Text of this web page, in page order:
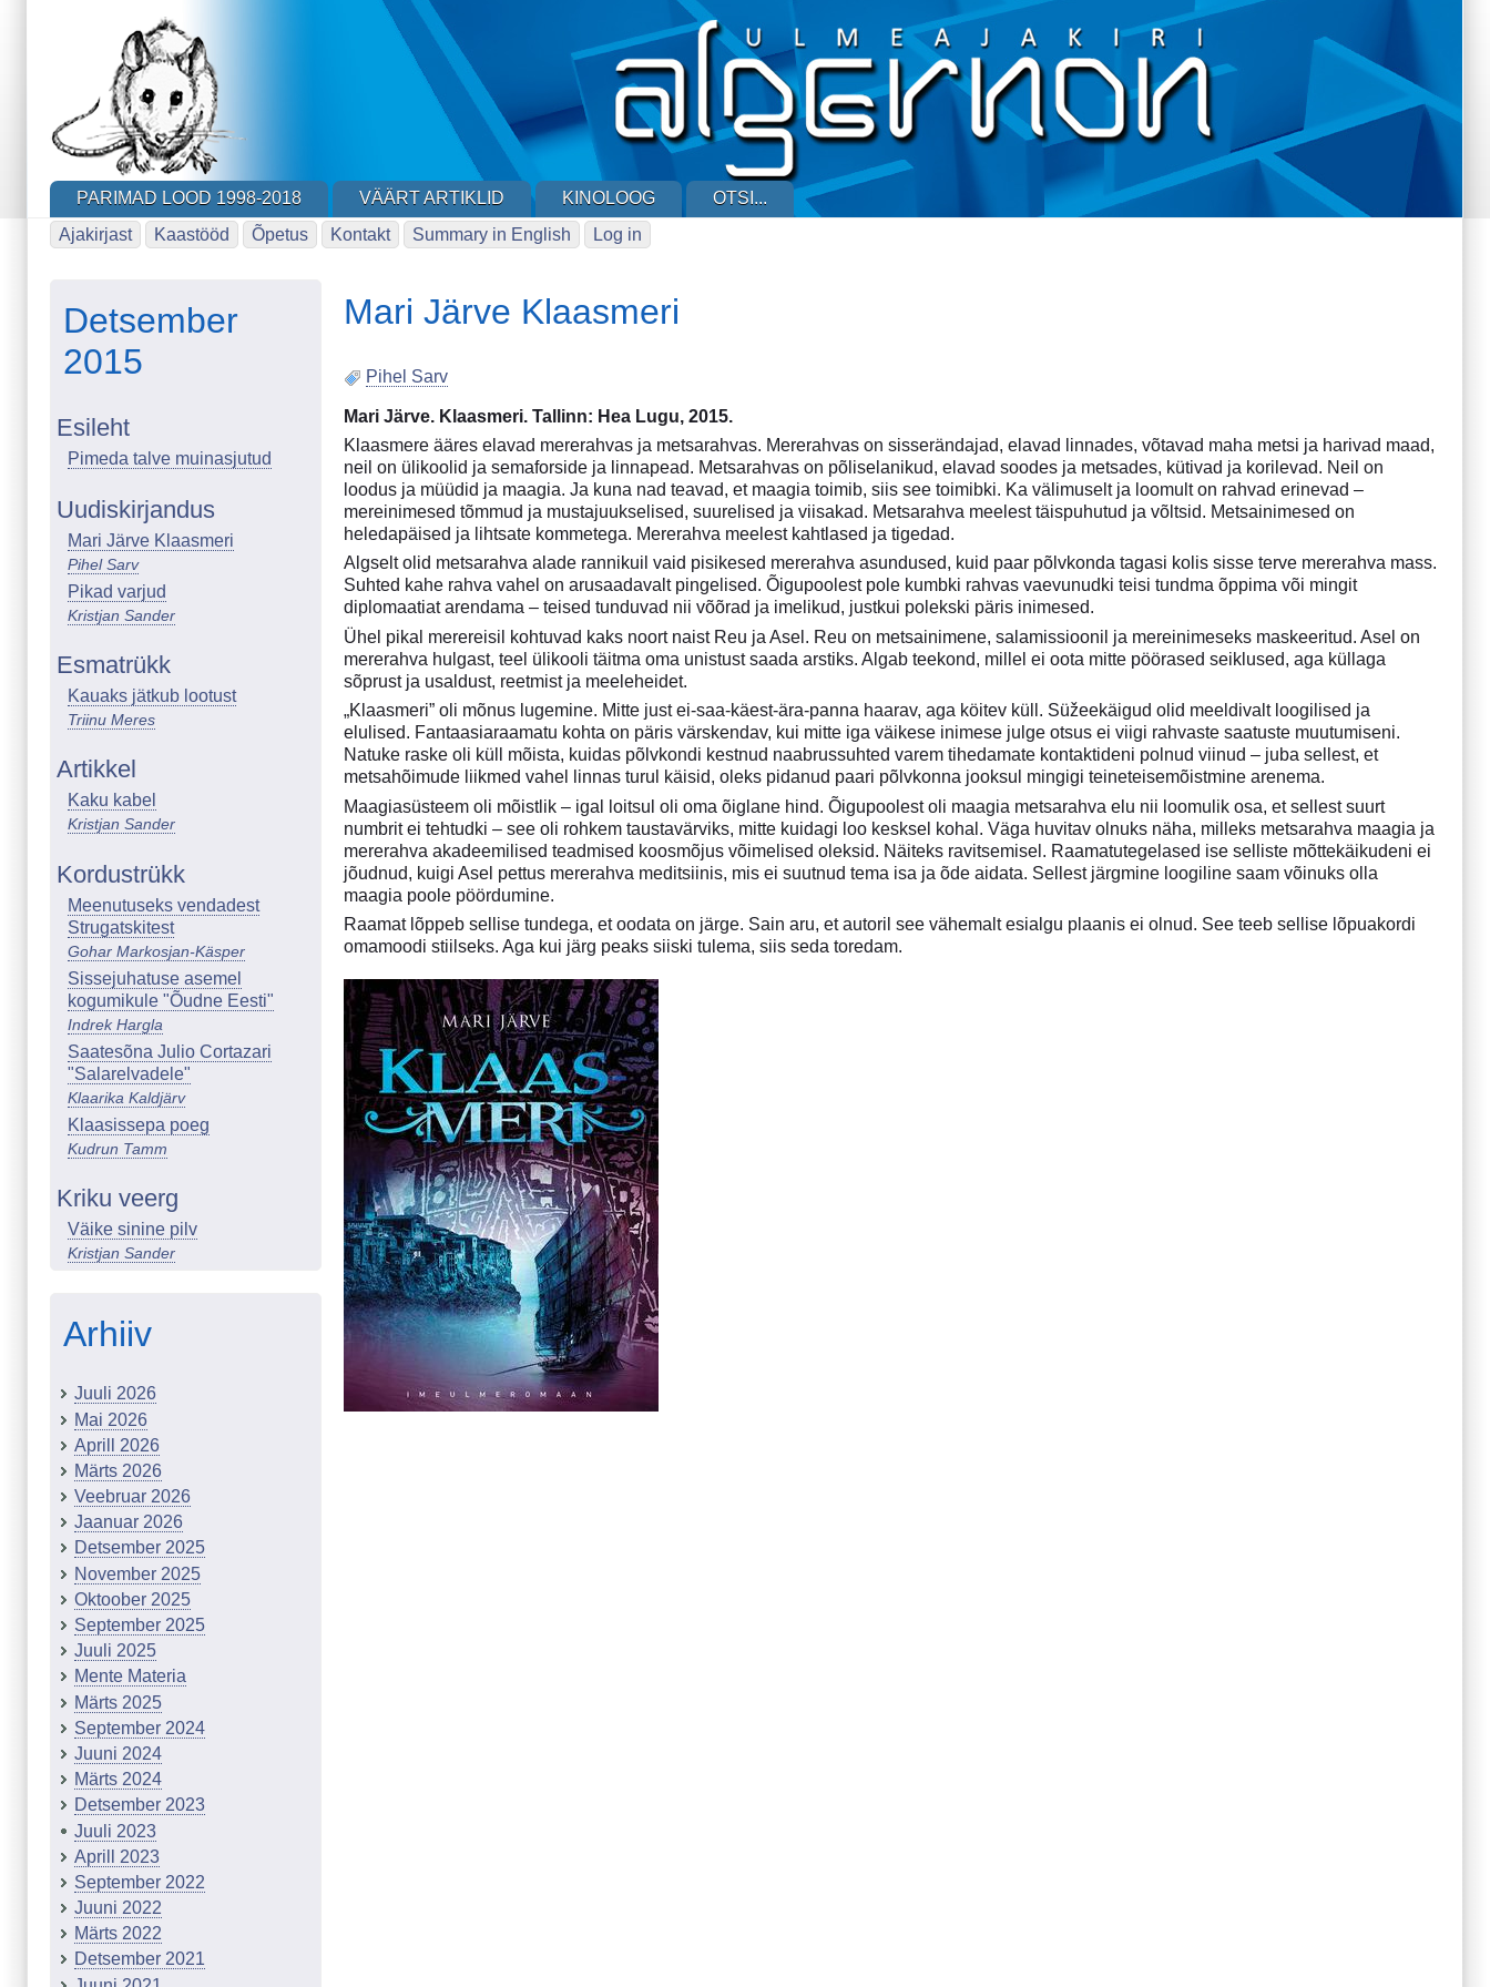
PARIMAD LOOD 1998-2018 VÄÄRT ARTIKLID KINOLOOG
OTSI...
Ajakirjast
Kaastööd Õpetus Kontakt Summary in English Log in
Detsember
2015
Esileht
Pimeda talve muinasjutud
Uudiskirjandus
Mari Järve Klaasmeri
Pihel Sarv
Pikad varjud
Kristjan Sander
Esmatrükk
Kauaks jätkub lootust
Triinu Meres
Artikkel
Kaku kabel
Kristjan Sander
Kordustrükk
Meenutuseks vendadest
Strugatskitest
Gohar Markosjan-Käsper
Sissejuhatuse asemel
kogumikule "Õudne Eesti"
Indrek Hargla
Saatesõna Julio Cortazari
"Salarelvadele"
Klaarika Kaldjärv
Klaasissepa poeg
Kudrun Tamm
Kriku veerg
Väike sinine pilv
Kristjan Sander
Arhiiv
Juuli 2026
Mai 2026
Aprill 2026
Märts 2026
Veebruar 2026
Jaanuar 2026
Detsember 2025
November 2025
Oktoober 2025
September 2025
Juuli 2025
Mente Materia
Märts 2025
September 2024
Juuni 2024
Märts 2024
Detsember 2023
Juuli 2023
Aprill 2023
September 2022
Juuni 2022
Märts 2022
Detsember 2021
Mari Järve Klaasmeri
Pihel Sarv
Mari Järve. Klaasmeri. Tallinn: Hea Lugu, 2015.
Klaasmere ääres elavad mererahvas ja metsarahvas. Mererahvas on sisserändajad, elavad linnades, võtavad maha metsi ja harivad maad,
neil on ülikoolid ja semaforside ja linnapead. Metsarahvas on põliselanikud, elavad soodes ja metsades, kütivad ja korilevad. Neil on
loodus ja müüdid ja maagia. Ja kuna nad teavad, et maagia toimib, siis see toimibki. Ka välimuselt ja loomult on rahvad erinevad –
mereinimesed tõmmud ja mustajuukselised, suurelised ja viisakad. Metsarahva meelest täispuhutud ja võltsid. Metsainimesed on
heledapäised ja lihtsate kommetega. Mererahva meelest kahtlased ja tigedad.
Algselt olid metsarahva alade rannikuil vaid pisikesed mererahva asundused, kuid paar põlvkonda tagasi kolis sisse terve mererahva mass.
Suhted kahe rahva vahel on arusaadavalt pingelised. Õigupoolest pole kumbki rahvas vaevunudki teisi tundma õppima või mingit
diplomaatiat arendama – teised tunduvad nii võõrad ja imelikud, justkui polekski päris inimesed.
Ühel pikal merereisil kohtuvad kaks noort naist Reu ja Asel. Reu on metsainimene, salamissioonil ja mereinimeseks maskeeritud. Asel on
mererahva hulgast, teel ülikooli täitma oma unistust saada arstiks. Algab teekond, millel ei oota mitte pöörased seiklused, aga küllaga
sõprust ja usaldust, reetmist ja meeleheidet.
„Klaasmeri” oli mõnus lugemine. Mitte just ei-saa-käest-ära-panna haarav, aga köitev küll. Süžeekäigud olid meeldivalt loogilised ja
elulised. Fantaasiaraamatu kohta on päris värskendav, kui mitte iga väikese inimese julge otsus ei viigi rahvaste saatuste muutumiseni.
Natuke raske oli küll mõista, kuidas põlvkondi kestnud naabrussuhted varem tihedamate kontaktideni polnud viinud – juba sellest, et
metsahõimude liikmed vahel linnas turul käisid, oleks pidanud paari põlvkonna jooksul mingigi teineteisemõistmine arenema.
Maagiasüsteem oli mõistlik – igal loitsul oli oma õiglane hind. Õigupoolest oli maagia metsarahva elu nii loomulik osa, et sellest suurt
numbrit ei tehtudki – see oli rohkem taustavärviks, mitte kuidagi loo kesksel kohal. Väga huvitav olnuks näha, milleks metsarahva maagia ja
mererahva akadeemilised teadmised koosmõjus võimelised oleksid. Näiteks ravitsemisel. Raamatutegelased ise selliste mõttekäikudeni ei
jõudnud, kuigi Asel pettus mererahva meditsiinis, mis ei suutnud tema isa ja õde aidata. Sellest järgmine loogiline saam võinuks olla
maagia poole pöördumine.
Raamat lõppeb sellise tundega, et oodata on järge. Sain aru, et autoril see vähemalt esialgu plaanis ei olnud. See teeb sellise lõpuakordi
omamoodi stiilseks. Aga kui järg peaks siiski tulema, siis seda toredam.